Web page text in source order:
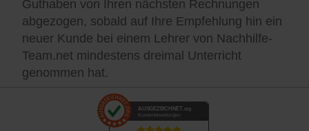
Guthaben von Ihren nächsten Rechnungen
abgezogen, sobald auf Ihre Empfehlung hin ein
neuer Kunde bei einem Lehrer von Nachhilfe-
Team.net mindestens dreimal Unterricht
genommen hat.
AUSGEZEICHNET .org
Kundenbewertungen